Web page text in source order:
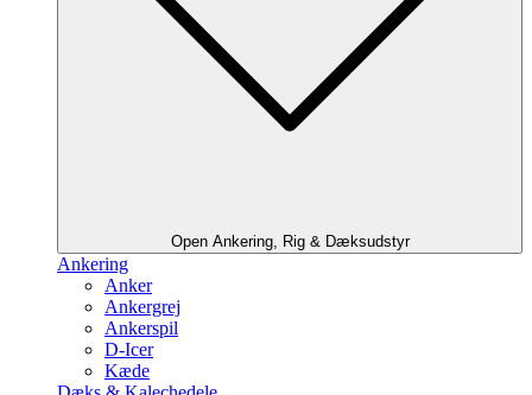
Open Ankering, Rig & Dæksudstyr
Ankering
Anker
Ankergrej
Ankerspil
D-Icer
Kæde